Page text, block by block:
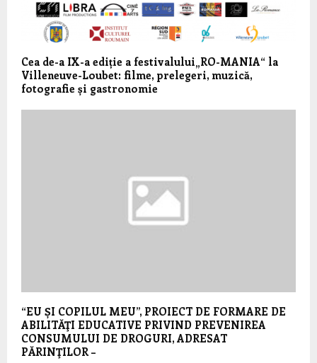
Cea de-a IX-a ediție a festivalului„RO-MANIA“ la
Villeneuve-Loubet: filme, prelegeri, muzică,
fotografie și gastronomie
“EU ȘI COPILUL MEU”, PROIECT DE FORMARE DE
ABILITĂŢI EDUCATIVE PRIVIND PREVENIREA
CONSUMULUI DE DROGURI, ADRESAT
PĂRINŢILOR –